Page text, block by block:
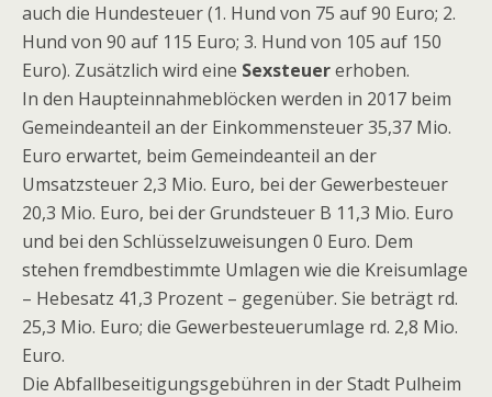
auch die Hundesteuer (1. Hund von 75 auf 90 Euro; 2.
Hund von 90 auf 115 Euro; 3. Hund von 105 auf 150
Euro). Zusätzlich wird eine Sexsteuererhoben.
In den Haupteinnahmeblöcken werden in 2017 beim
Gemeindeanteil an der Einkommensteuer 35,37 Mio.
Euro erwartet, beim Gemeindeanteil an der
Umsatzsteuer 2,3 Mio. Euro, bei der Gewerbesteuer
20,3 Mio. Euro, bei der Grundsteuer B 11,3 Mio. Euro
und bei den Schlüsselzuweisungen 0 Euro. Dem
stehen fremdbestimmte Umlagen wie die Kreisumlage
– Hebesatz 41,3 Prozent – gegenüber. Sie beträgt rd.
25,3 Mio. Euro; die Gewerbesteuerumlage rd. 2,8 Mio.
Euro.
Die Abfallbeseitigungsgebühren in der Stadt Pulheim